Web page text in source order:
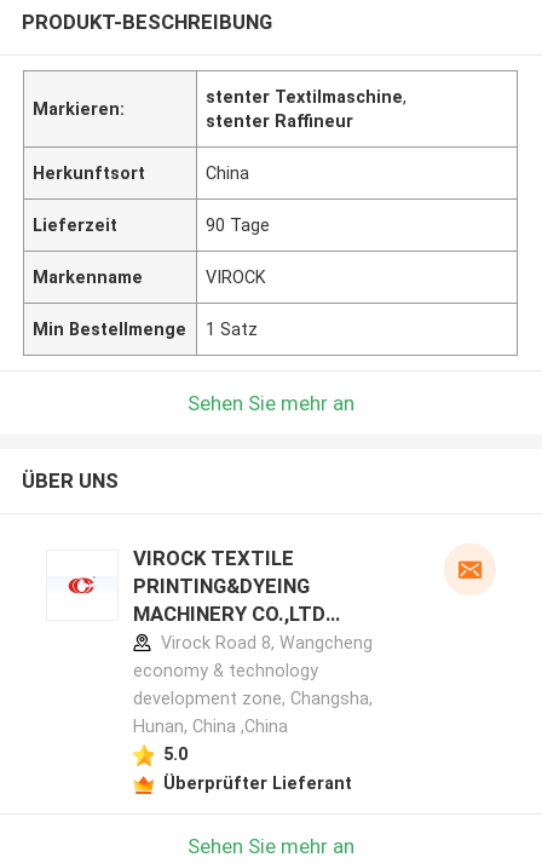
PRODUKT-BESCHREIBUNG
Markieren:
stenter Textilmaschine,
stenter Raffineur
Herkunftsort China
Lieferzeit 90 Tage
Markenname VIROCK
Min Bestellmenge 1 Satz
Sehen Sie mehr an
ÜBER UNS
VIROCK TEXTILE
PRINTING&DYEING
MACHINERY CO.,LTD
Herstellerprofil
Virock Road 8, Wangcheng
economy & technology
development zone, Changsha,
Hunan, China ,China
5.0
Überprüfter Lieferant
Sehen Sie mehr an